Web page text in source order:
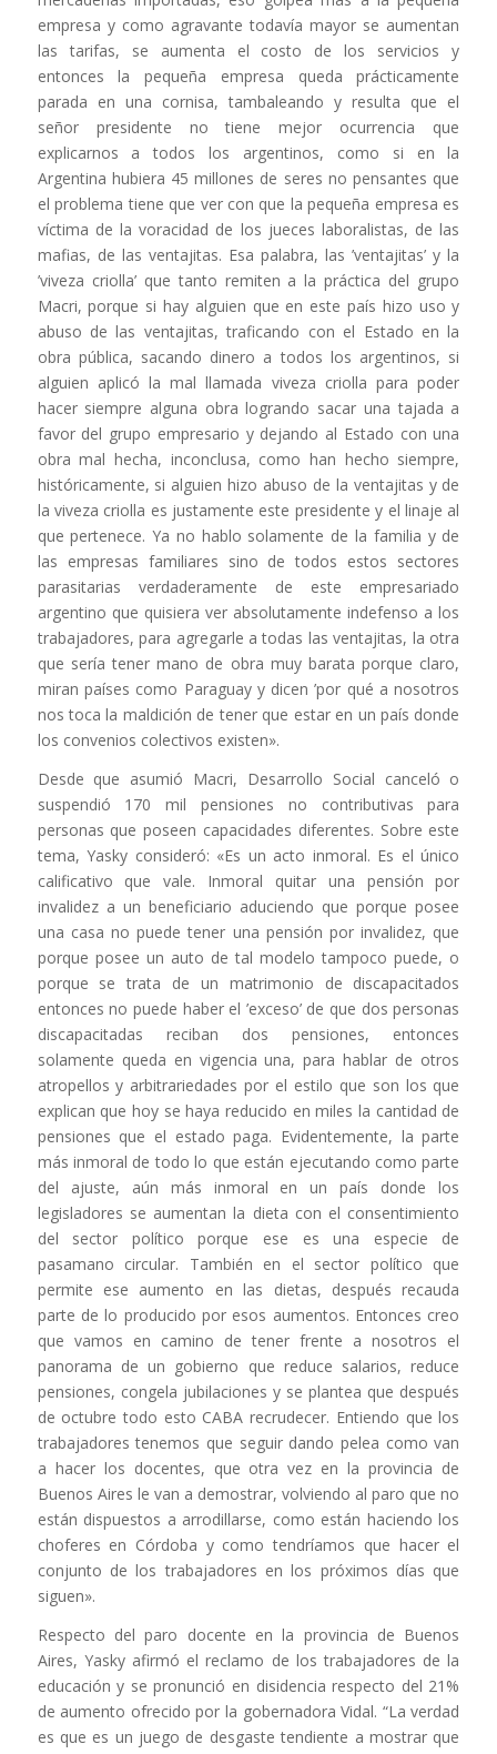
empresa y como agravante todavía mayor se aumentan
las tarifas, se aumenta el costo de los servicios y
entonces la pequeña empresa queda prácticamente
parada en una cornisa, tambaleando y resulta que el
señor presidente no tiene mejor ocurrencia que
explicarnos a todos los argentinos, como si en la
Argentina hubiera 45 millones de seres no pensantes que
el problema tiene que ver con que la pequeña empresa es
víctima de la voracidad de los jueces laboralistas, de las
mafias, de las ventajitas. Esa palabra, las ’ventajitas’ y la
’viveza criolla’ que tanto remiten a la práctica del grupo
Macri, porque si hay alguien que en este país hizo uso y
abuso de las ventajitas, traficando con el Estado en la
obra pública, sacando dinero a todos los argentinos, si
alguien aplicó la mal llamada viveza criolla para poder
hacer siempre alguna obra logrando sacar una tajada a
favor del grupo empresario y dejando al Estado con una
obra mal hecha, inconclusa, como han hecho siempre,
históricamente, si alguien hizo abuso de la ventajitas y de
la viveza criolla es justamente este presidente y el linaje al
que pertenece. Ya no hablo solamente de la familia y de
las empresas familiares sino de todos estos sectores
parasitarias verdaderamente de este empresariado
argentino que quisiera ver absolutamente indefenso a los
trabajadores, para agregarle a todas las ventajitas, la otra
que sería tener mano de obra muy barata porque claro,
miran países como Paraguay y dicen ’por qué a nosotros
nos toca la maldición de tener que estar en un país donde
los convenios colectivos existen».
Desde que asumió Macri, Desarrollo Social canceló o
suspendió 170 mil pensiones no contributivas para
personas que poseen capacidades diferentes. Sobre este
tema, Yasky consideró: «Es un acto inmoral. Es el único
calificativo que vale. Inmoral quitar una pensión por
invalidez a un beneficiario aduciendo que porque posee
una casa no puede tener una pensión por invalidez, que
porque posee un auto de tal modelo tampoco puede, o
porque se trata de un matrimonio de discapacitados
entonces no puede haber el ’exceso’ de que dos personas
discapacitadas reciban dos pensiones, entonces
solamente queda en vigencia una, para hablar de otros
atropellos y arbitrariedades por el estilo que son los que
explican que hoy se haya reducido en miles la cantidad de
pensiones que el estado paga. Evidentemente, la parte
más inmoral de todo lo que están ejecutando como parte
del ajuste, aún más inmoral en un país donde los
legisladores se aumentan la dieta con el consentimiento
del sector político porque ese es una especie de
pasamano circular. También en el sector político que
permite ese aumento en las dietas, después recauda
parte de lo producido por esos aumentos. Entonces creo
que vamos en camino de tener frente a nosotros el
panorama de un gobierno que reduce salarios, reduce
pensiones, congela jubilaciones y se plantea que después
de octubre todo esto CABA recrudecer. Entiendo que los
trabajadores tenemos que seguir dando pelea como van
a hacer los docentes, que otra vez en la provincia de
Buenos Aires le van a demostrar, volviendo al paro que no
están dispuestos a arrodillarse, como están haciendo los
choferes en Córdoba y como tendríamos que hacer el
conjunto de los trabajadores en los próximos días que
siguen».
Respecto del paro docente en la provincia de Buenos
Aires, Yasky afirmó el reclamo de los trabajadores de la
educación y se pronunció en disidencia respecto del 21%
de aumento ofrecido por la gobernadora Vidal. “La verdad
es que es un juego de desgaste tendiente a mostrar que